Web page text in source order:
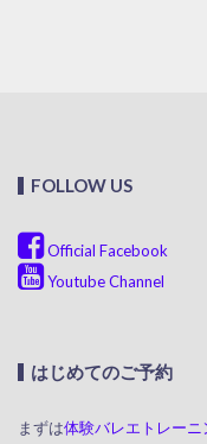
FOLLOW US
Official Facebook
Youtube Channel
はじめてのご予約
まずは体験バレエトレーニ